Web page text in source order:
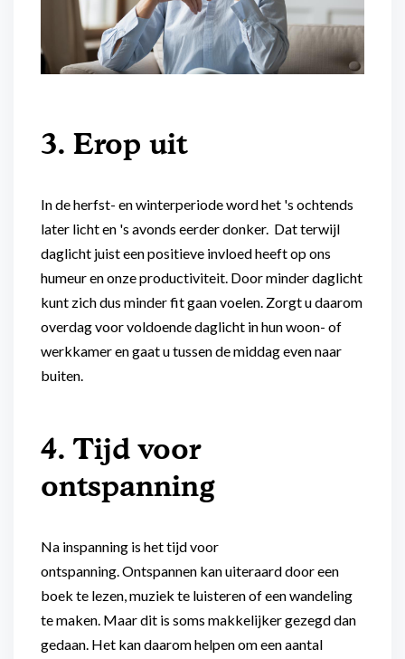
3. Erop uit
In de herfst- en winterperiode word het 's ochtends
later licht en 's avonds eerder donker. Dat terwijl
daglicht juist een positieve invloed heeft op ons
humeur en onze productiviteit. Door minder daglicht
kunt zich dus minder fit gaan voelen. Zorgt u daarom
overdag voor voldoende daglicht in hun woon- of
werkkamer en gaat u tussen de middag even naar
buiten.
4. Tijd voor
ontspanning
Na inspanning is het tijd voor
ontspanning. Ontspannen kan uiteraard door een
boek te lezen, muziek te luisteren of een wandeling
te maken. Maar dit is soms makkelijker gezegd dan
gedaan. Het kan daarom helpen om een aantal